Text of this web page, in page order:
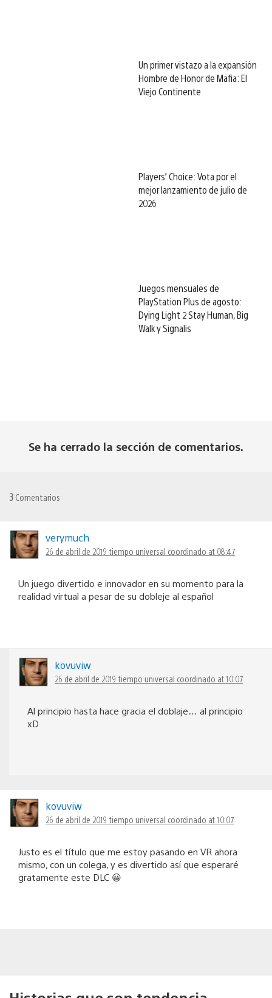
Un primer vistazo a la expansión
Hombre de Honor de Mafia: El
Viejo Continente
Players’ Choice: Vota por el
mejor lanzamiento de julio de
2026
Juegos mensuales de
PlayStation Plus de agosto:
Dying Light 2 Stay Human, Big
Walk y Signalis
Se ha cerrado la sección de comentarios.
3 Comentarios
verymuch
26 de abril de 2019 tiempo universal coordinado at 08:47
Un juego divertido e innovador en su momento para la
realidad virtual a pesar de su dobleje al español
kovuviw
26 de abril de 2019 tiempo universal coordinado at 10:07
Al principio hasta hace gracia el doblaje… al principio
xD
kovuviw
26 de abril de 2019 tiempo universal coordinado at 10:07
Justo es el título que me estoy pasando en VR ahora
mismo, con un colega, y es divertido así que esperaré
gratamente este DLC 😀